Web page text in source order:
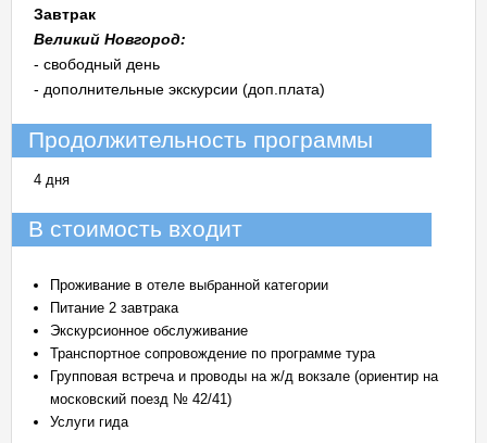
Завтрак
Великий Новгород:
- свободный день
- дополнительные экскурсии (доп.плата)
Продолжительность программы
4 дня
В стоимость входит
Проживание в отеле выбранной категории
Питание 2 завтрака
Экскурсионное обслуживание
Транспортное сопровождение по программе тура
Групповая встреча и проводы на ж/д вокзале (ориентир на
московский поезд № 42/41)
Услуги гида